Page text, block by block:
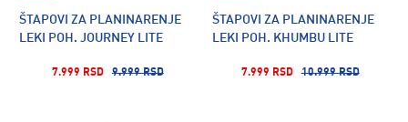
ŠTAPOVI ZA PLANINARENJE
LEKI POH. JOURNEY LITE
7.999 RSD 9.999 RSD
ŠTAPOVI ZA PLANINARENJE
LEKI POH. KHUMBU LITE
7.999 RSD 10.999 RSD